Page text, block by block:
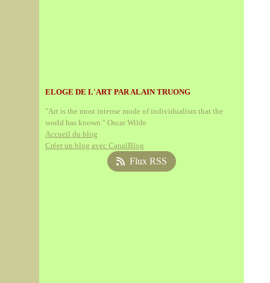
ELOGE DE L'ART PAR ALAIN TRUONG
"Art is the most intense mode of individualism that the
world has known." Oscar Wilde
Accueil du blog
Créer un blog avec CanalBlog
Flux RSS